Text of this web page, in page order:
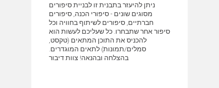
ניתן להיעזר בתבנית זו לבניית סיפורים
מסוגים שונים - סיפורי הכנה, סיפורים
חברתיים, סיפורים לשיתוף בחוויה וכל
סיפור אחר שתבחרו. כל שעליכם לעשות הוא
להכניס את התוכן המתאים (טקסט,
סמלים/תמונות) לתאים המוגדרים.
בהצלחה ובהנאה! צוות דיבור